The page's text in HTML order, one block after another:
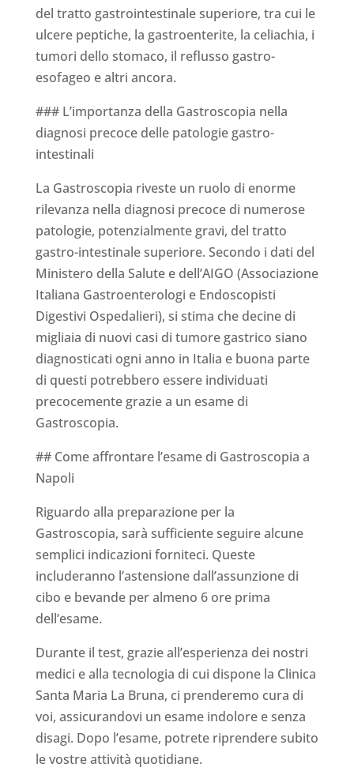
del tratto gastrointestinale superiore, tra cui le
ulcere peptiche, la gastroenterite, la celiachia, i
tumori dello stomaco, il reflusso gastro-
esofageo e altri ancora.
### L’importanza della Gastroscopia nella
diagnosi precoce delle patologie gastro-
intestinali
La Gastroscopia riveste un ruolo di enorme
rilevanza nella diagnosi precoce di numerose
patologie, potenzialmente gravi, del tratto
gastro-intestinale superiore. Secondo i dati del
Ministero della Salute e dell’AIGO (Associazione
Italiana Gastroenterologi e Endoscopisti
Digestivi Ospedalieri), si stima che decine di
migliaia di nuovi casi di tumore gastrico siano
diagnosticati ogni anno in Italia e buona parte
di questi potrebbero essere individuati
precocemente grazie a un esame di
Gastroscopia.
## Come affrontare l’esame di Gastroscopia a
Napoli
Riguardo alla preparazione per la
Gastroscopia, sarà sufficiente seguire alcune
semplici indicazioni forniteci. Queste
includeranno l’astensione dall’assunzione di
cibo e bevande per almeno 6 ore prima
dell’esame.
Durante il test, grazie all’esperienza dei nostri
medici e alla tecnologia di cui dispone la Clinica
Santa Maria La Bruna, ci prenderemo cura di
voi, assicurandovi un esame indolore e senza
disagi. Dopo l’esame, potrete riprendere subito
le vostre attività quotidiane.